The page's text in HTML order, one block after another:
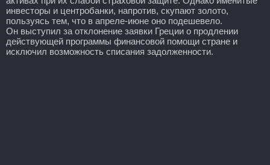
инвесторы и центробанки, напротив, скупают золото,
пользуясь тем, что в апреле-июне оно подешевело.
Он выступил за отклонение заявки Греции о продлении
действующей программы финансовой помощи стране и
исключил возможность списания задолженности.